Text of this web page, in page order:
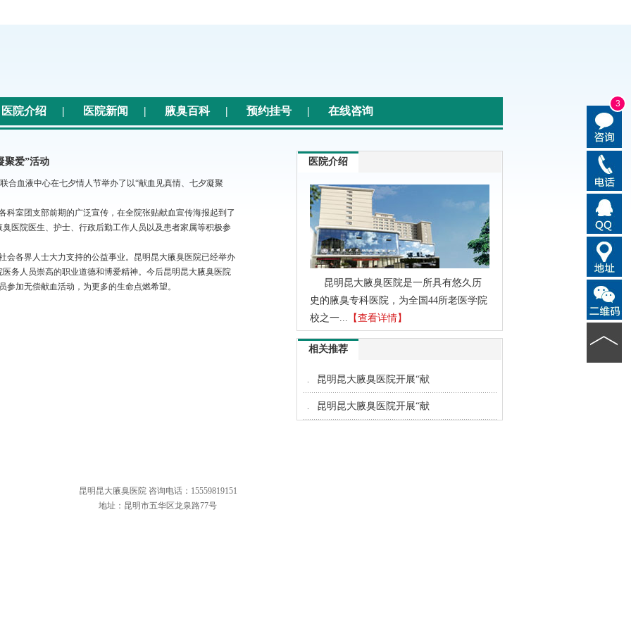
3
医院介绍 | 医院新闻 | 腋臭百科 | 预约挂号 | 在线咨询
医院介绍
昆明昆大腋臭医院是一所具有悠久历
史的腋臭专科医院，为全国44所老医学院
校之一... 【查看详情】
相关推荐
. 昆明昆大腋臭医院开展“献
. 昆明昆大腋臭医院开展“献
聚爱”活动
血液中心在七夕情人节举办了以“献血见真情、七夕凝聚
室团支部前期的广泛宣传，在全院张贴献血宣传海报起到了
医院医生、护士、行政后勤工作人员以及患者家属等积极参
各界人士大力支持的公益事业。昆明昆大腋臭医院已经举办
务人员崇高的职业道德和博爱精神。今后昆明昆大腋臭医院
加无偿献血活动，为更多的生命点燃希望。
昆明昆大腋臭医院 咨询电话：15559819151
地址：昆明市五华区龙泉路77号